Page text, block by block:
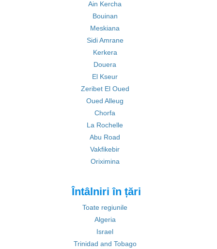
Ain Kercha
Bouinan
Meskiana
Sidi Amrane
Kerkera
Douera
El Kseur
Zeribet El Oued
Oued Alleug
Chorfa
La Rochelle
Abu Road
Vakfikebir
Oriximina
Întâlniri în țări
Toate regiunile
Algeria
Israel
Trinidad and Tobago